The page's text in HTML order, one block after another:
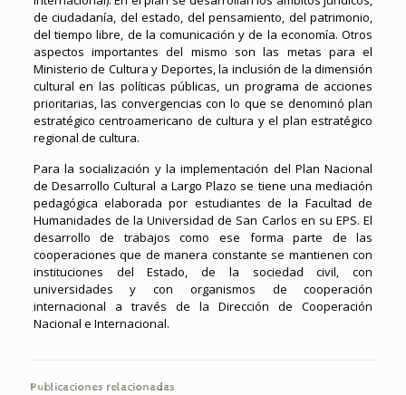
de ciudadanía, del estado, del pensamiento, del patrimonio,
del tiempo libre, de la comunicación y de la economía. Otros
aspectos importantes del mismo son las metas para el
Ministerio de Cultura y Deportes, la inclusión de la dimensión
cultural en las políticas públicas, un programa de acciones
prioritarias, las convergencias con lo que se denominó plan
estratégico centroamericano de cultura y el plan estratégico
regional de cultura.
Para la socialización y la implementación del Plan Nacional
de Desarrollo Cultural a Largo Plazo se tiene una mediación
pedagógica elaborada por estudiantes de la Facultad de
Humanidades de la Universidad de San Carlos en su EPS. El
desarrollo de trabajos como ese forma parte de las
cooperaciones que de manera constante se mantienen con
instituciones del Estado, de la sociedad civil, con
universidades y con organismos de cooperación
internacional a través de la Dirección de Cooperación
Nacional e Internacional.
Publicaciones relacionadas